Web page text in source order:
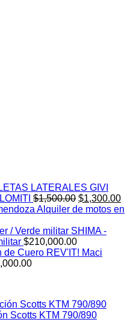
LATERALES GIVI
$1,500.00 El
precio
era:
$1,300.00El
Alquiler de motos en
SHIMA -
$210,000.00
REV'IT! Maci
Scotts KTM 790/890